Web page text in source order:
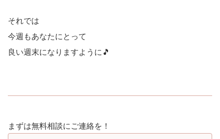
それでは
今週もあなたにとって
良い週末になりますように🎵
まずは無料相談にご連絡を！